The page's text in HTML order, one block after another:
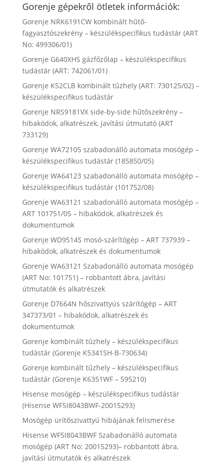
Gorenje gépekről ötletek információk:
Gorenje NRK6191CW kombinált hűtő-
fagyasztószekrény – készülékspecifikus tudástár (ART
No: 499306/01)
Gorenje G640XHS gázfőzőlap – készülékspecifikus
tudástár (ART: 742061/01)
Gorenje K52CLB kombinált tűzhely (ART: 730125/02) –
készülékspecifikus tudástár
Gorenje NRS9181VX side-by-side hűtőszekrény –
hibakódok, alkatrészek, javítási útmutató (ART
733129)
Gorenje WA72105 szabadonálló automata mosógép –
készülékspecifikus tudástár (185850/05)
Gorenje WA64123 szabadonálló automata mosógép –
készülékspecifikus tudástár (101752/08)
Gorenje WA63121 szabadonálló automata mosógép –
ART 101751/05 – hibakódok, alkatrészek és
dokumentumok
Gorenje WD9514S mosó-szárítógép – ART 737939 –
hibakódok, alkatrészek és dokumentumok
Gorenje WA63121 Szabadonálló automata mosógép
(ART No: 101751) – robbantott ábra, javítási
útmutatók és alkatrészek
Gorenje D7664N hőszivattyús szárítógép – ART
347373/01 – hibakódok, alkatrészek és
dokumentumok
Gorenje kombinált tűzhely – készülékspecifikus
tudástár (Gorenje K5341SH-B-730634)
Gorenje kombinált tűzhely – készülékspecifikus
tudástár (Gorenje K6351WF – 595210)
Hisense mosógép – készülékspecifikus tudástár
(Hisense WF5I8043BWF-20015293)
Mosógép ürítőszivattyú hibájának felismerése
Hisense WF5I8043BWF Szabadonálló automata
mosógép (ART No: 20015293)– robbantott ábra,
javítási útmutatók és alkatrészek